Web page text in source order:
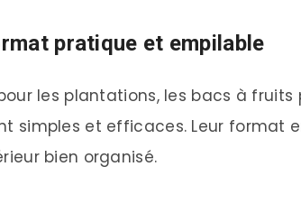
pratique et empilable
les plantations, les bacs à
simples et efficaces. Leur format
bien organisé.